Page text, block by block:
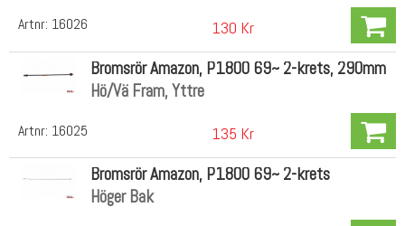
Artnr: 16026 130 Kr
Artnr: 16025
Bromsrör Amazon, P1800 69~ 2-krets, 290mm
Hö/Vä Fram, Yttre
135 Kr
Bromsrör Amazon, P1800 69~ 2-krets
Höger Bak